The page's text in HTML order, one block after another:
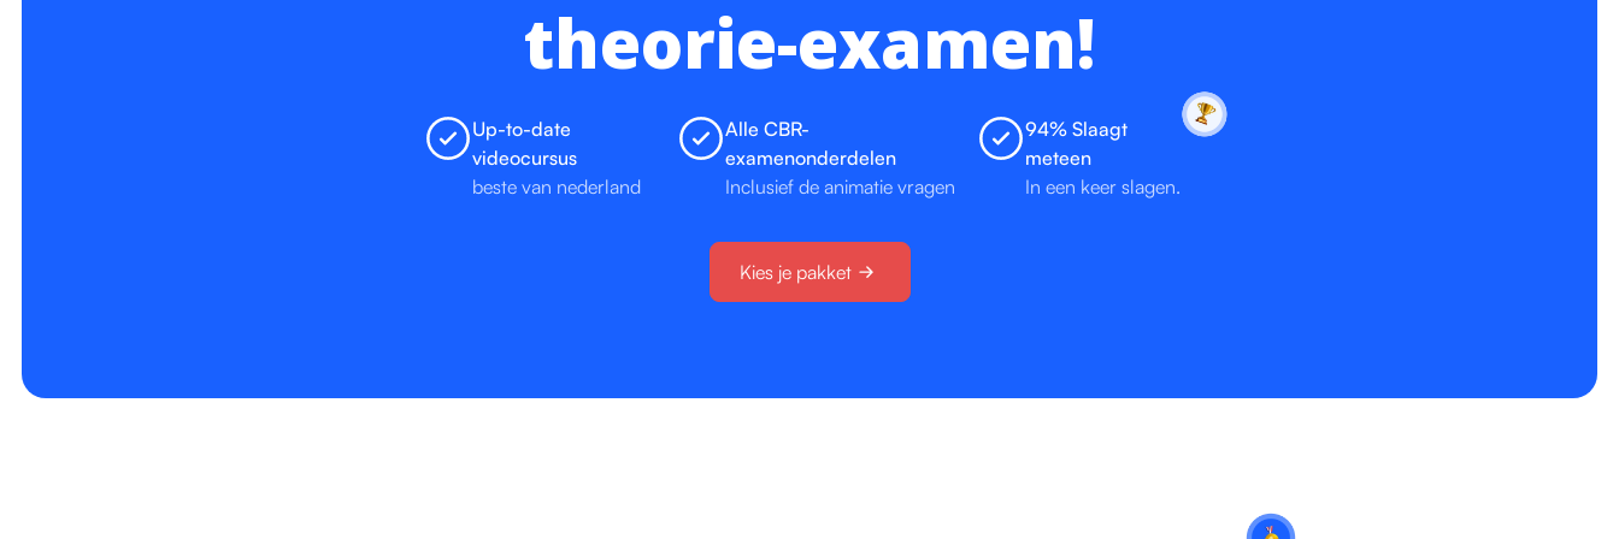
theorie-examen!
Up-to-date
videocursus
beste van nederland
Alle CBR-
examenonderdelen
Inclusief de animatie vragen
94% Slaagt
meteen
In een keer slagen.
Kies je pakket